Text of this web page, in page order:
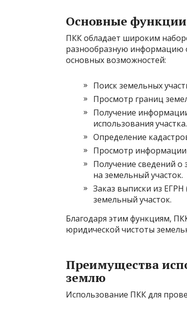
Основные
ПКК обладает широким
разнообразную информацию
основных возможностей:
Поиск земельных
Просмотр границ
Получение
использования участка.
Определение
Просмотр информации
Получение сведений о
на земельный участок.
Заказ выписки из
земельный участок.
Благодаря этим функциям,
юридической чистоты
Преимущества
землю
Использование ПКК для